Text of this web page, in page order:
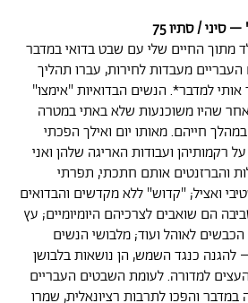
/ סתיו 75
מתוך החיים שלי עם שבט בדואי במדבר
מעבדות לחירות, עברו תהליך
למדבר*. הנשים הבדואיות "אימצו"
לאחר שהיו משוכנעות שלא באתי במטרה
חייהם. מאותו יום ואילך הפכתי
רקמותיהן ועבודות האריגה שלהן ואני
והברזנטים אותם חתכתי, תפרתי
ואציל; "קדוש" ללא מקדשים והבדואים
הם שואבים לצרכיהם היומיומיים; עץ
לאוהל ועוד; מלבושי הנשים
כנגד השמש, הן נושאות בלבושן
למדורה. לעומת השבטים העבריים
והפכו לתרבות רציונאלית, שמרו